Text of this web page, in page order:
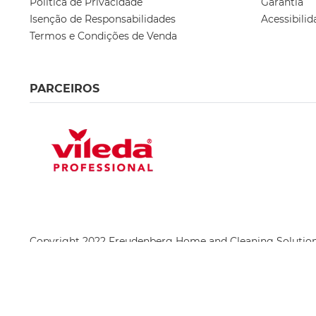
Isenção de Responsabilidades
Termos e Condições de Venda
PARCEIROS
Copyright 2022 Freudenberg Home and Cleaning